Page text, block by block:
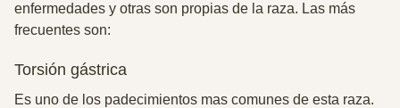
enfermedades y otras son propias de la raza. Las más
frecuentes son:
Torsión gástrica
Es uno de los padecimientos mas comunes de esta raza.